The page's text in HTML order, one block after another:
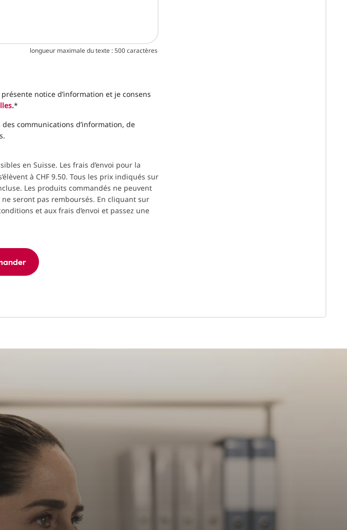
longueur maximale du texte : 500 caractères
notice d’information et je consens
*
communications d’information, de
en Suisse. Les frais d’envoi pour la
à CHF 9.50. Tous les prix indiqués sur
Les produits commandés ne peuvent
seront pas remboursés. En cliquant sur
et aux frais d’envoi et passez une